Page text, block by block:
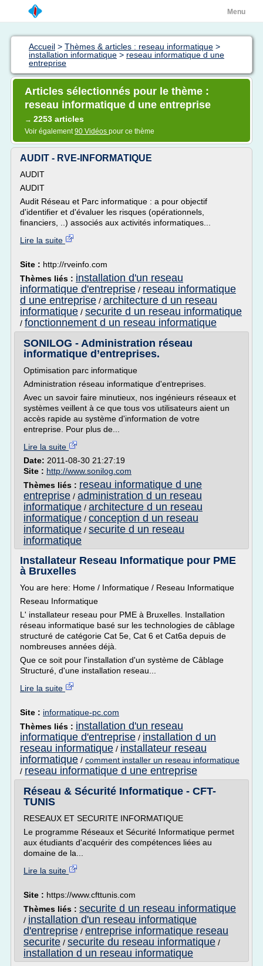
Menu
Accueil > Thèmes & articles : reseau informatique >
installation informatique > reseau informatique d une
entreprise
Articles sélectionnés pour le thème :
reseau informatique d une entreprise
→ 2253 articles
Voir également90 Vidéos pour ce thème
AUDIT - RVE-INFORMATIQUE
AUDIT
AUDIT
Audit Réseau et Parc informatique : a pour objectif
d'identifier et d'évaluer les risques (opérationnels,
financiers, ..) associés aux activités informatiques...
Lire la suite
Site : http://rveinfo.com
Thèmes liés : installation d'un reseau
informatique d'entreprise / reseau informatique
d une entreprise / architecture d un reseau
informatique / securite d un reseau informatique
/ fonctionnement d un reseau informatique
SONILOG - Administration réseau
informatique d’entreprises.
Optimisation parc informatique
Administration réseau informatique d'entreprises.
Avec un savoir faire minutieux, nos ingénieurs réseaux et
systèmes veillent à ce que tous vos utilisateurs aient un
accès rapide au système d'information de votre
entreprise. Pour plus de...
Lire la suite
Date: 2011-08-30 21:27:19
Site : http://www.sonilog.com
Thèmes liés : reseau informatique d une
entreprise / administration d un reseau
informatique / architecture d un reseau
informatique / conception d un reseau
informatique / securite d un reseau
informatique
Installateur Reseau Informatique pour PME
à Bruxelles
You are here: Home / Informatique / Reseau Informatique
Reseau Informatique
L' installateur reseau pour PME à Bruxelles. Installation
réseau informatique basé sur les technologies de câblage
structuré de catégorie Cat 5e, Cat 6 et Cat6a depuis de
nombreuses années déjà.
Que ce soit pour l'installation d'un système de Câblage
Structuré, d'une installation reseau...
Lire la suite
Site : informatique-pc.com
Thèmes liés : installation d'un reseau
informatique d'entreprise / installation d un
reseau informatique / installateur reseau
informatique / comment installer un reseau informatique
/ reseau informatique d une entreprise
Réseau & Sécurité Informatique - CFT-
TUNIS
RESEAUX ET SECURITE INFORMATIQUE
Le programme Réseaux et Sécurité Informatique permet
aux étudiants d'acquérir des compétences liées au
domaine de la...
Lire la suite
Site : https://www.cfttunis.com
Thèmes liés : securite d un reseau informatique
/ installation d'un reseau informatique
d'entreprise / entreprise informatique reseau
securite / securite du reseau informatique /
installation d un reseau informatique